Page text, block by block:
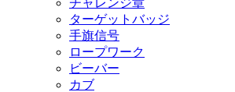
ターゲットバッジ
手旗信号
ロープワーク
ビーバー
カブ